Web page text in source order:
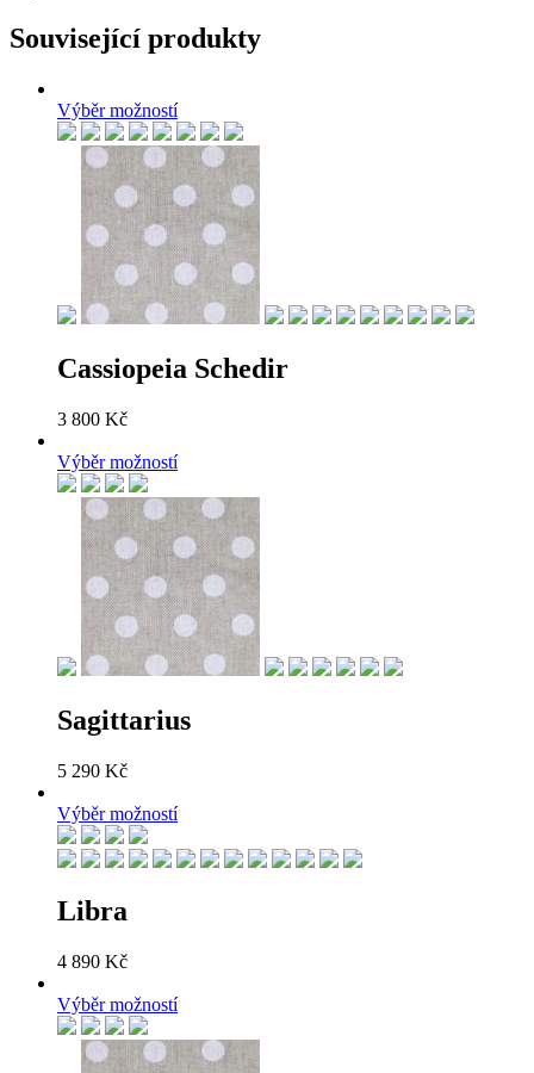
Související produkty
Výběr možností
Cassiopeia Schedir
3 800 Kč
Výběr možností
Sagittarius
5 290 Kč
Výběr možností
Libra
4 890 Kč
Výběr možností